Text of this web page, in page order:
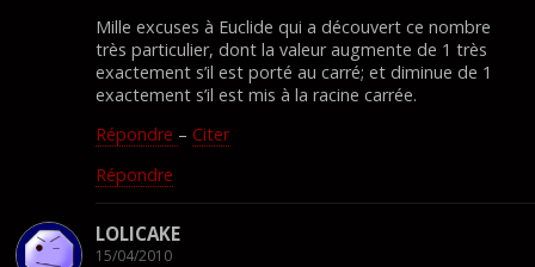
Mille excuses à Euclide qui a découvert ce nombre
très particulier, dont la valeur augmente de 1 très
exactement s’il est porté au carré; et diminue de 1
exactement s’il est mis à la racine carrée.
Répondre – Citer
Répondre
LOLICAKE
15/04/2010